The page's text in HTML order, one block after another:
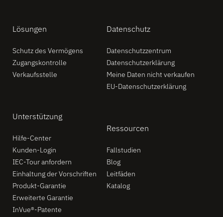
Lösungen
Schutz des Vermögens
Zugangskontrolle
Verkaufsstelle
Unterstützung
Hilfe-Center
Kunden-Login
IEC-Tour anfordern
Einhaltung der Vorschriften
Produkt-Garantie
Erweiterte Garantie
InVue®-Patente
Datenschutz
Datenschutzzentrum
Datenschutzerklärung
Meine Daten nicht verkaufen
EU-Datenschutzerklärung
Ressourcen
Fallstudien
Blog
Leitfäden
Katalog